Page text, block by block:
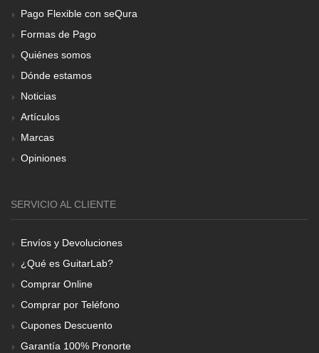
Pago Flexible con seQura
Formas de Pago
Quiénes somos
Dónde estamos
Noticias
Artículos
Marcas
Opiniones
SERVICIO AL CLIENTE
Envíos y Devoluciones
¿Qué es GuitarLab?
Comprar Online
Comprar por Teléfono
Cupones Descuento
Garantía 100% Pronorte